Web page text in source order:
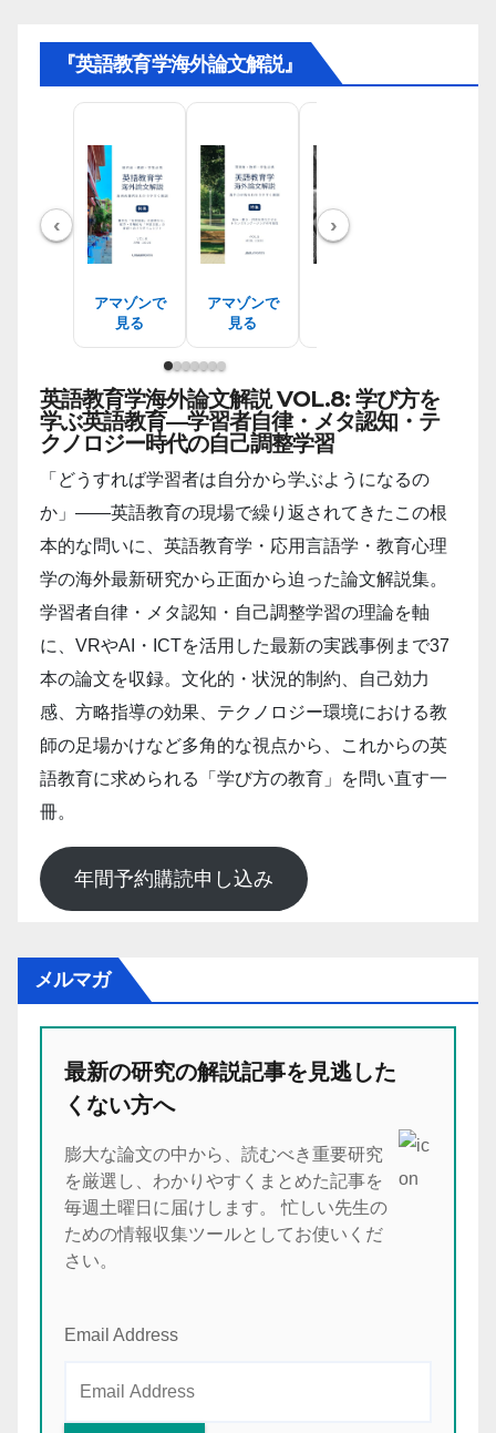
『英語教育学海外論文解説』
‹
アマゾンで
見る
アマゾンで
見る
›
英語教育学海外論文解説 VOL.8: 学び方を
学ぶ英語教育―学習者自律・メタ認知・テ
クノロジー時代の自己調整学習
「どうすれば学習者は自分から学ぶようになるの
か」――英語教育の現場で繰り返されてきたこの根
本的な問いに、英語教育学・応用言語学・教育心理
学の海外最新研究から正面から迫った論文解説集。
学習者自律・メタ認知・自己調整学習の理論を軸
に、VRやAI・ICTを活用した最新の実践事例まで37
本の論文を収録。文化的・状況的制約、自己効力
感、方略指導の効果、テクノロジー環境における教
師の足場かけなど多角的な視点から、これからの英
語教育に求められる「学び方の教育」を問い直す一
冊。
年間予約購読申し込み
メルマガ
最新の研究の解説記事を見逃した
くない方へ
膨大な論文の中から、読むべき重要研究
を厳選し、わかりやすくまとめた記事を
毎週土曜日に届けします。 忙しい先生の
ための情報収集ツールとしてお使いくだ
さい。
Email Address